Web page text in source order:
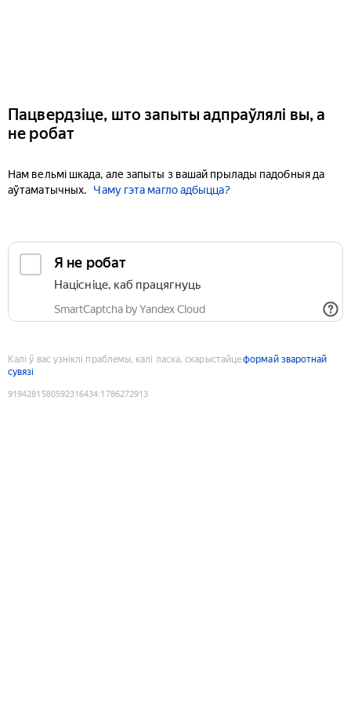
Пацвердзіце, што запыты адпраўлялі вы, а
не робат
Нам вельмі шкада, але запыты з вашай прылады падобныя да
аўтаматычных.
Чаму гэта магло адбыцца?
Я не робат
Націсніце, каб працягнуць
SmartCaptcha by Yandex Cloud
Калі ў вас узніклі праблемы, калі ласка, скарыстайцеформай зваротнай
сувязі
9194281580592316434:1786272913